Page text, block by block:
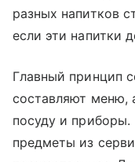
разных напитков
если эти напитки
Главный принцип
составляют меню,
посуду и приборы.
предметы из